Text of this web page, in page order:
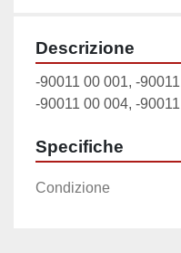
Descrizione
-90011 00 001, -
-90011 00 004, -
Specifiche
Condizione